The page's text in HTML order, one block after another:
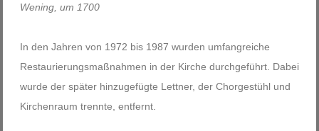
Wening, um 1700
In den Jahren von 1972 bis 1987 wurden umfangreiche
Restaurierungsmaßnahmen in der Kirche durchgeführt. Dabei
wurde der später hinzugefügte Lettner, der Chorgestühl und
Kirchenraum trennte, entfernt.